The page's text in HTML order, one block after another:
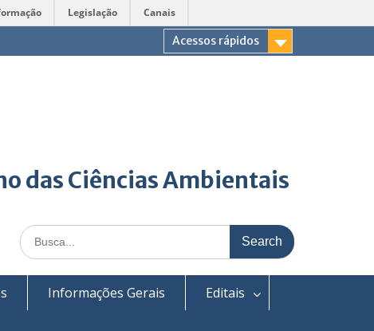
Legislação Canais
Acessos rápidos
das Ciências Ambientais
Search
for:
Informações Gerais
Editais